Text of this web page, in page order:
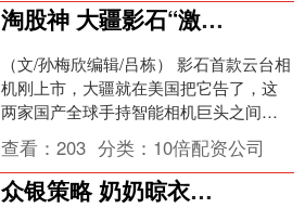
淘股神 大疆影石“激烈互掐”背后
（文/孙梅欣编辑/吕栋） 影石首款云台相
机刚上市，大疆就在美国把它告了，这
两家国产全球手持智能相机巨头之间的
矛盾进一步白热化。 据外媒消息称，大
疆及大疆灵眸在当....
查看：203 分类： 10倍配资公司
众银策略 奶奶晾衣仅2分钟，3岁男童院内消失！监控盲区+河道缺口，48小时搜救为何陷僵局